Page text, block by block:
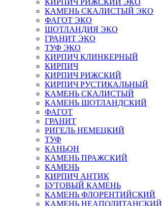
КИРПИЧ РИЖСКИЙ ЭКО
КАМЕНЬ СКАЛИСТЫЙ ЭКО
ФАГОТ ЭКО
ШОТЛАНДИЯ ЭКО
ГРАНИТ ЭКО
ТУФ ЭКО
КИРПИЧ КЛИНКЕРНЫЙ
КИРПИЧ
КИРПИЧ РИЖСКИЙ
КИРПИЧ РУСТИКАЛЬНЫЙ
КАМЕНЬ СКАЛИСТЫЙ
КАМЕНЬ ШОТЛАНДСКИЙ
ФАГОТ
ГРАНИТ
РИГЕЛЬ НЕМЕЦКИЙ
ТУФ
КАНЬОН
КАМЕНЬ ПРАЖСКИЙ
КАМЕНЬ
КИРПИЧ АНТИК
БУТОВЫЙ КАМЕНЬ
КАМЕНЬ ФЛОРЕНТИЙСКИЙ
КАМЕНЬ НЕАПОЛИТАНСКИЙ